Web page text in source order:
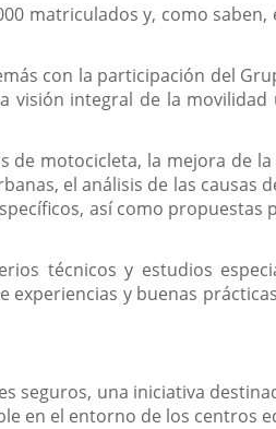
matriculados y, como saben,
con la participación del
visión integral de la movilidad
de motocicleta, la mejora de
el análisis de las causas
así como propuestas
técnicos y estudios
y buenas
seguros, una iniciativa
en el entorno de los centros